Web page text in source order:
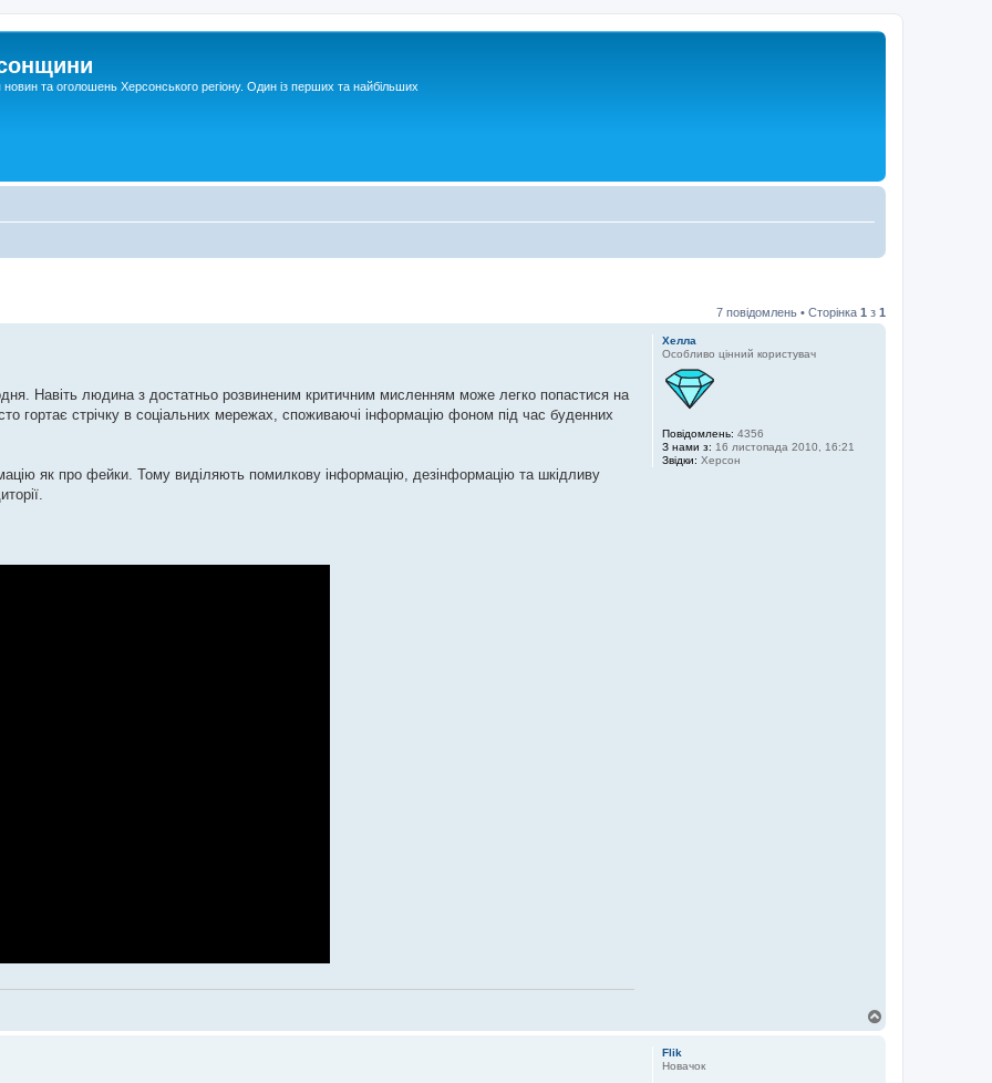
та оголошень Херсонського регіону. Один із перших та найбільших
7 повідомлень • Сторінка 1 з 1
Хелла
Особливо цінний користувач
Повідомлень: 4356
З нами з: 16 листопада 2010, 16:21
Звідки: Херсон
Навіть людина з достатньо розвиненим критичним мисленням може легко попастися на
гортає стрічку в соціальних мережах, споживаючі інформацію фоном під час буденних
як про фейки. Тому виділяють помилкову інформацію, дезінформацію та шкідливу
Flik
Новачок